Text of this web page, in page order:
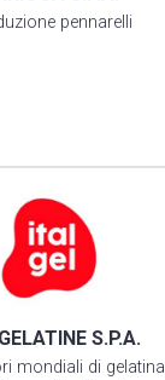
pennarelli
S.P.A.
mondiali di gelatina